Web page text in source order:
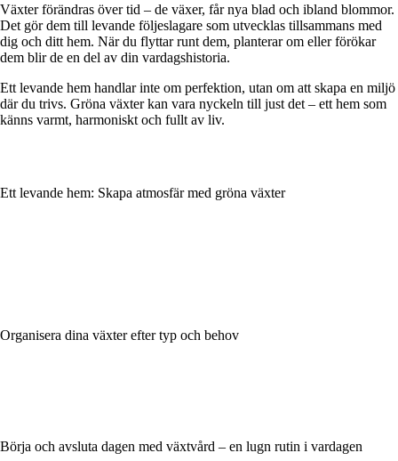
Växter förändras över tid – de växer, får nya blad och ibland blommor.
Det gör dem till levande följeslagare som utvecklas tillsammans med
dig och ditt hem. När du flyttar runt dem, planterar om eller förökar
dem blir de en del av din vardagshistoria.
Ett levande hem handlar inte om perfektion, utan om att skapa en miljö
där du trivs. Gröna växter kan vara nyckeln till just det – ett hem som
känns varmt, harmoniskt och fullt av liv.
Ett levande hem: Skapa atmosfär med gröna växter
Organisera dina växter efter typ och behov
Börja och avsluta dagen med växtvård – en lugn rutin i vardagen